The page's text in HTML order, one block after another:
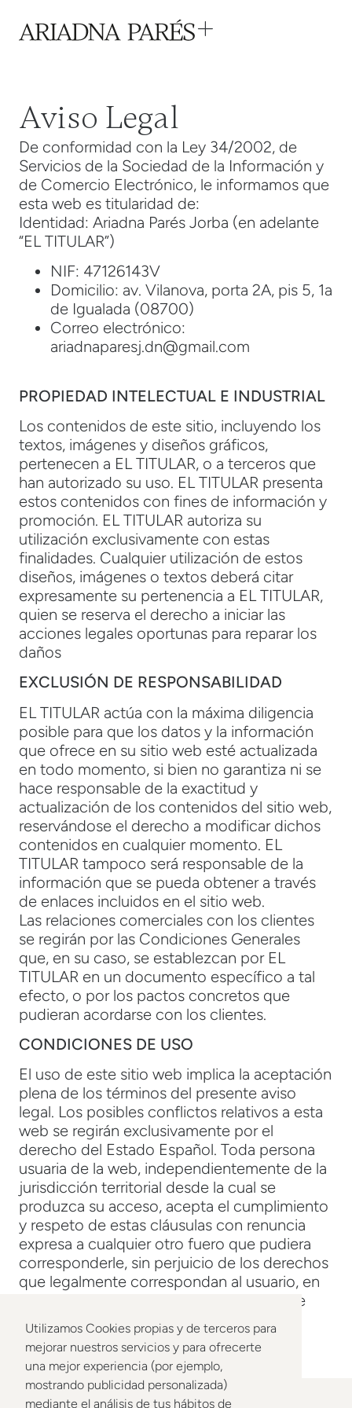
Aviso Legal
De conformidad con la Ley 34/2002, de
Servicios de la Sociedad de la Información y
de Comercio Electrónico, le informamos que
esta web es titularidad de:
Identidad: Ariadna Parés Jorba (en adelante
“EL TITULAR”)
NIF: 47126143V
Domicilio: av. Vilanova, porta 2A, pis 5, 1a
de Igualada (08700)
Correo electrónico:
ariadnaparesj.dn@gmail.com
PROPIEDAD INTELECTUAL E INDUSTRIAL
Los contenidos de este sitio, incluyendo los
textos, imágenes y diseños gráficos,
pertenecen a EL TITULAR, o a terceros que
han autorizado su uso. EL TITULAR presenta
estos contenidos con fines de información y
promoción. EL TITULAR autoriza su
utilización exclusivamente con estas
finalidades. Cualquier utilización de estos
diseños, imágenes o textos deberá citar
expresamente su pertenencia a EL TITULAR,
quien se reserva el derecho a iniciar las
acciones legales oportunas para reparar los
daños
EXCLUSIÓN DE RESPONSABILIDAD
EL TITULAR actúa con la máxima diligencia
posible para que los datos y la información
que ofrece en su sitio web esté actualizada
en todo momento, si bien no garantiza ni se
hace responsable de la exactitud y
actualización de los contenidos del sitio web,
reservándose el derecho a modificar dichos
contenidos en cualquier momento. EL
TITULAR tampoco será responsable de la
información que se pueda obtener a través
de enlaces incluidos en el sitio web.
Las relaciones comerciales con los clientes
se regirán por las Condiciones Generales
que, en su caso, se establezcan por EL
TITULAR en un documento específico a tal
efecto, o por los pactos concretos que
pudieran acordarse con los clientes.
CONDICIONES DE USO
El uso de este sitio web implica la aceptación
plena de los términos del presente aviso
legal. Los posibles conflictos relativos a esta
web se regirán exclusivamente por el
derecho del Estado Español. Toda persona
usuaria de la web, independientemente de la
jurisdicción territorial desde la cual se
produzca su acceso, acepta el cumplimiento
y respeto de estas cláusulas con renuncia
expresa a cualquier otro fuero que pudiera
corresponderle, sin perjuicio de los derechos
que legalmente correspondan al usuario, en
caso de que este ostente la condición de
consumidor.
Utilizamos Cookies propias y de terceros para
mejorar nuestros servicios y para ofrecerte
una mejor experiencia (por ejemplo,
mostrando publicidad personalizada)
mediante el análisis de tus hábitos de